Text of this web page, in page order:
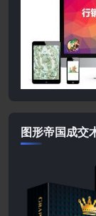
图形帝国成交